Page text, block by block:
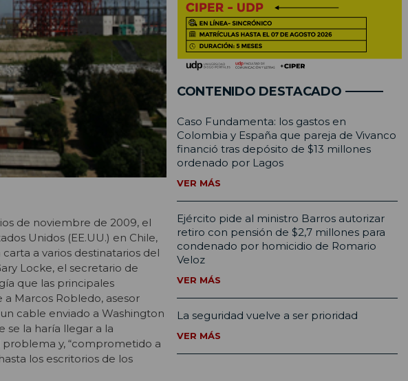
de noviembre de 2009, el
Unidos (EE.UU.) en Chile,
a varios destinatarios del
Locke, el secretario de
que las principales
Marcos Robledo, asesor
cable enviado a Washington
se la haría llegar a la
y, “comprometido a
los escritorios de los
CONTENIDO DESTACADO
Caso Fundamenta: los gastos en
Colombia y España que pareja de Vivanco
financió tras depósito de $13 millones
ordenado por Lagos
VER MÁS
Ejército pide al ministro Barros autorizar
retiro con pensión de $2,7 millones para
condenado por homicidio de Romario
Veloz
VER MÁS
La seguridad vuelve a ser prioridad
VER MÁS